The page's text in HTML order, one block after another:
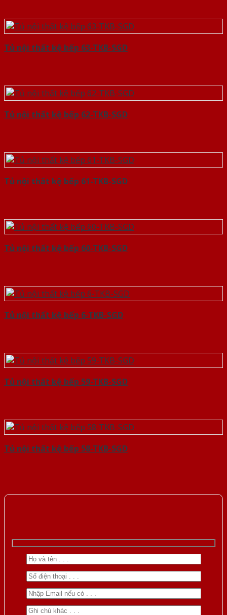
Tủ nội thất kệ bếp 63-TKB-SGD
Tủ nội thất kệ bếp 62-TKB-SGD
Tủ nội thất kệ bếp 61-TKB-SGD
Tủ nội thất kệ bếp 60-TKB-SGD
Tủ nội thất kệ bếp 6-TKB-SGD
Tủ nội thất kệ bếp 59-TKB-SGD
Tủ nội thất kệ bếp 58-TKB-SGD